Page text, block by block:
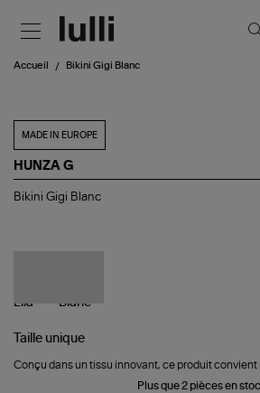
Accueil Bikini Gigi Blanc
MADE IN EUROPE
HUNZA G
Bikini
Bikini Gigi Blanc
Taille unique
Conçu dans un tissu innovant, ce produit convient
Plus que 2 pièces en